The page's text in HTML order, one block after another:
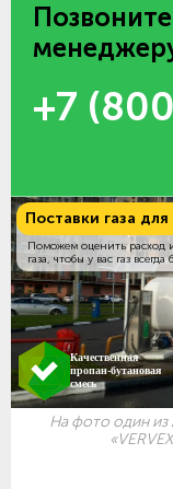
+7
Поставки газа
Поможем оценить расход
газа, чтобы у вас газ
Качественная
пропан-бутановая
смесь
На фото один из